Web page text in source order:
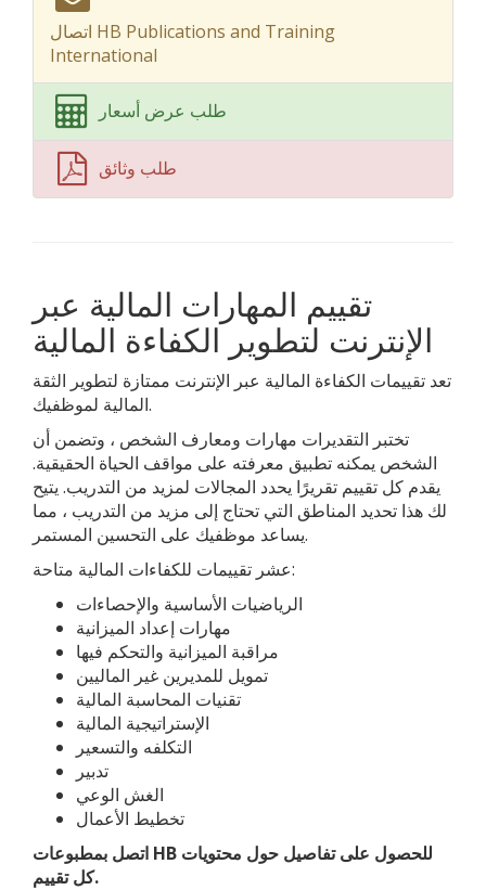
اتصال HB Publications and Training
International
طلب عرض أسعار
طلب وثائق
تقييم المهارات المالية عبر
الإنترنت لتطوير الكفاءة المالية
تعد تقييمات الكفاءة المالية عبر الإنترنت ممتازة لتطوير الثقة
المالية لموظفيك.
تختبر التقديرات مهارات ومعارف الشخص ، وتضمن أن
الشخص يمكنه تطبيق معرفته على مواقف الحياة الحقيقية.
يقدم كل تقييم تقريرًا يحدد المجالات لمزيد من التدريب. يتيح
لك هذا تحديد المناطق التي تحتاج إلى مزيد من التدريب ، مما
يساعد موظفيك على التحسين المستمر.
عشر تقييمات للكفاءات المالية متاحة:
الرياضيات الأساسية والإحصاءات
مهارات إعداد الميزانية
مراقبة الميزانية والتحكم فيها
تمويل للمديرين غير الماليين
تقنيات المحاسبة المالية
الإستراتيجية المالية
التكلفه والتسعير
تدبير
الغش الوعي
تخطيط الأعمال
اتصل بمطبوعات HB للحصول على تفاصيل حول محتويات
كل تقييم.